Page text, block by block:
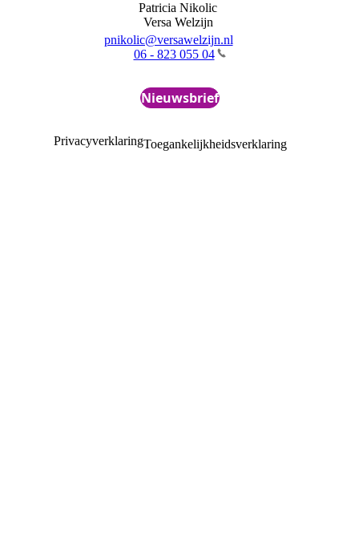
Patricia Nikolic
Versa Welzijn
pnikolic@versawelzijn.nl
06 - 823 055 04
Nieuwsbrief
PrivacyverklaringToegankelijkheidsverklaring